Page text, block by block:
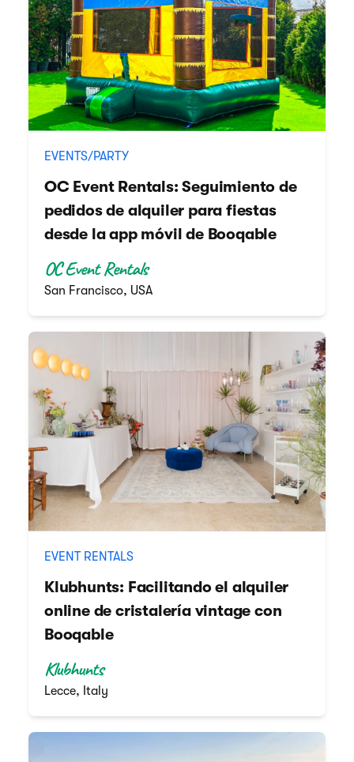
EVENTS/PARTY
OC Event Rentals: Seguimiento de
pedidos de alquiler para fiestas
desde la app móvil de Booqable
OC Event Rentals
San Francisco, USA
EVENT RENTALS
Klubhunts: Facilitando el alquiler
online de cristalería vintage con
Booqable
Klubhunts
Lecce, Italy